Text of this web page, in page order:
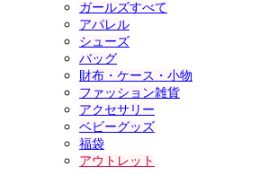
ガールズすべて
アパレル
シューズ
バッグ
財布・ケース・小物
ファッション雑貨
アクセサリー
ベビーグッズ
福袋
アウトレット